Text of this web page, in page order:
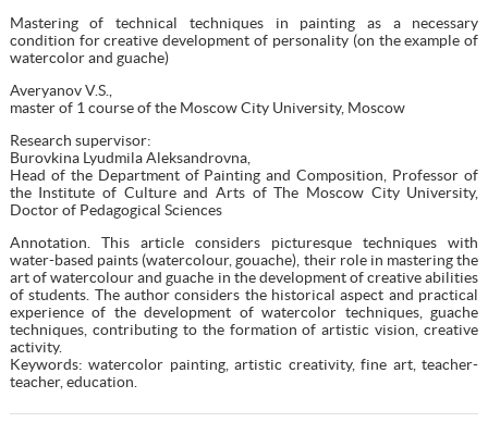
Mastering of technical techniques in painting as a necessary
condition for creative development of personality (on the example of
watercolor and guache)
Averyanov V.S.,
master of 1 course of the Moscow City University, Moscow
Research supervisor:
Burovkina Lyudmila Aleksandrovna,
Head of the Department of Painting and Composition, Professor of
the Institute of Culture and Arts of The Moscow City University,
Doctor of Pedagogical Sciences
Annotation. This article considers picturesque techniques with
water-based paints (watercolour, gouache), their role in mastering the
art of watercolour and guache in the development of creative abilities
of students. The author considers the historical aspect and practical
experience of the development of watercolor techniques, guache
techniques, contributing to the formation of artistic vision, creative
activity.
Keywords: watercolor painting, artistic creativity, fine art, teacher-
teacher, education.